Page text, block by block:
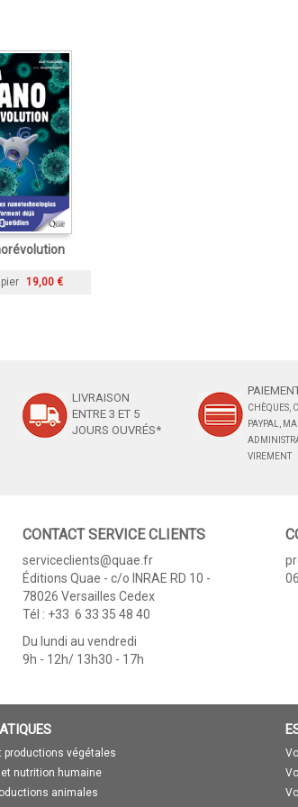
19,00 €
LIVRAISON
ENTRE 3 ET 5
JOURS OUVRÉS*
CHÈQUES,
PAYPAL,
VIREMENT
CONTACT SERVICE CLIENTS
serviceclients@quae.fr
Éditions Quae - c/o INRAE RD 10 -
78026 Versailles Cedex
Tél : +33 6 33 35 48 40
Du lundi au vendredi
9h - 12h/ 13h30 - 17h
productions végétales
nutrition humaine
animales